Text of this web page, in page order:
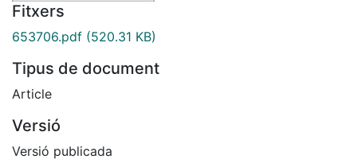
Fitxers
653706.pdf (520.31 KB)
Tipus de document
Article
Versió
Versió publicada